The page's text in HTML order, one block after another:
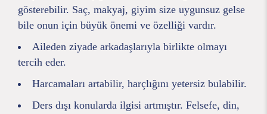
gösterebilir. Saç, makyaj, giyim size uygunsuz gelse
bile onun için büyük önemi ve özelliği vardır.
Aileden ziyade arkadaşlarıyla birlikte olmayı
tercih eder.
Harcamaları artabilir, harçlığını yetersiz bulabilir.
Ders dışı konularda ilgisi artmıştır. Felsefe, din,